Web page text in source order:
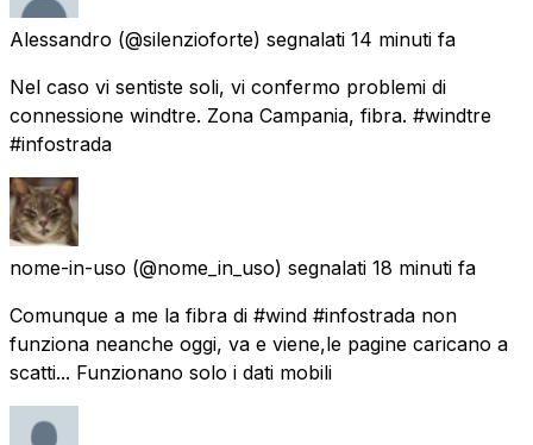
Alessandro (@silenzioforte) segnalati 14 minuti fa
Nel caso vi sentiste soli, vi confermo problemi di
connessione windtre. Zona Campania, fibra. #windtre
#infostrada
nome-in-uso (@nome_in_uso) segnalati 18 minuti fa
Comunque a me la fibra di #wind #infostrada non
funziona neanche oggi, va e viene,le pagine caricano a
scatti... Funzionano solo i dati mobili